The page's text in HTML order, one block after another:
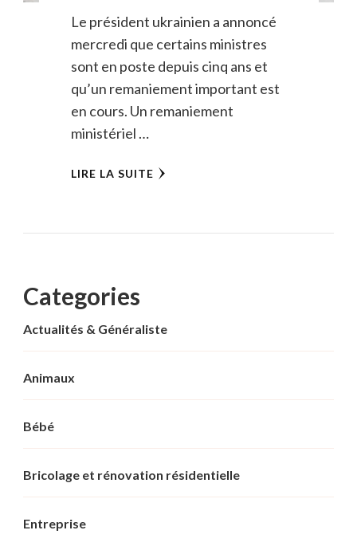
Le président ukrainien a annoncé
mercredi que certains ministres
sont en poste depuis cinq ans et
qu’un remaniement important est
en cours. Un remaniement
ministériel …
LIRE LA SUITE
Categories
Actualités & Généraliste
Animaux
Bébé
Bricolage et rénovation résidentielle
Entreprise